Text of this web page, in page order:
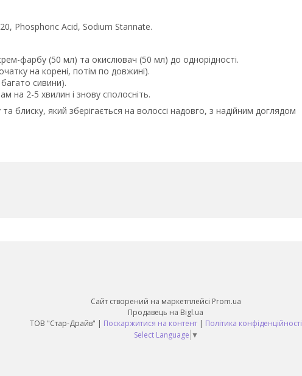
Phosphoric Acid, Sodium Stannate.
фарбу (50 мл) та окислювач (50 мл) до однорідності.
на корені, потім по довжині).
сивини).
на 2-5 хвилин і знову сполосніть.
блиску, який зберігається на волоссі надовго, з надійним доглядом
Сайт створений на маркетплейсі Prom.ua
Продавець на Bigl.ua
ТОВ "Стар-Драйв" | Поскаржитися на контент | Політика конфіденційності
Select Language ▼